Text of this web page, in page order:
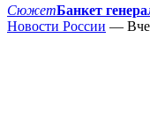
СюжетБанкет
Новости России —